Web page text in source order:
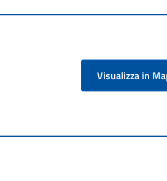
Visualizza in